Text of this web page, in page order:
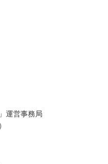
運営事務局